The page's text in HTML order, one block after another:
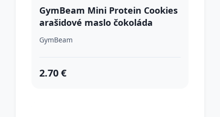
GymBeam Mini Protein Cookies
arašidové maslo čokoláda
GymBeam
2.70 €